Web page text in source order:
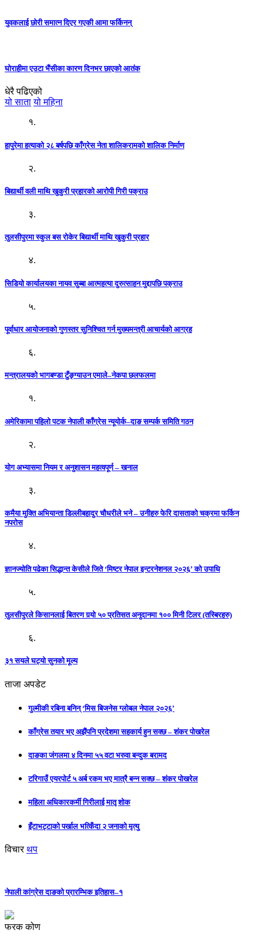
युवकलाई छोरी समात्न दिएर गएकी आमा फर्किनन्
घोराहीमा एउटा भैंसीका कारण दिनभर छाएको आतंक
धेरै पढिएको
यो साता यो महिना
१.
हापुरेमा हत्याको २८ बर्षपछि काँग्रेस नेता शालिकरामको शालिक निर्माण
२.
बिद्यार्थी वली माथि खुकुरी प्रहारको आरोपी गिरी पक्राउ
३.
तुलसीपुरमा स्कुल बस रोकेर बिद्यार्थी माथि खुकुरी प्रहार
४.
सिडियो कार्यालयका नायव सुब्बा आत्महत्या दुरुत्साहन मुद्दापछि पक्राउ
५.
पूर्वाधार आयोजनाको गुणस्तर सुनिश्चित गर्न मुख्यमन्त्री आचार्यको आग्रह
६.
मन्त्रालयको भागबण्डा टुँङ्ग्याउन एमाले–नेकपा छलफलमा
१.
अमेरिकामा पहिलो पटक नेपाली काँग्रेस न्यूयोर्क–दाङ सम्पर्क समिति गठन
२.
योग अभ्यासमा नियम र अनुशासन महत्वपूर्ण – खनाल
३.
कमैया मुक्ति अभियान्ता डिल्लीबहादुर चौधरीले भने – उनीहरु फेरि दासताको चक्रमा फर्किन
नपरोस
४.
ज्ञानज्योति पढेका सिद्धान्त केसीले जिते ‘मिष्टर नेपाल इन्टरनेशनल २०२६’ को उपाधि
५.
तुलसीपुरले किसानलाई बितरण गर्‍यो ५० प्रतिसत अनुदानमा १०० मिनी टिलर (तस्बिरहरु)
६.
३१ सयले घट्यो सुनको मूल्य
ताजा अपडेट
गुल्मीकी रबिना बनिन् ‘मिस बिजनेस ग्लोबल नेपाल २०२६’
काँग्रेस तयार भए अझैंपनि प्रदेशमा सहकार्य हुन सक्छ – शंकर पोखरेल
दाङका जंगलमा ४ दिनमा ५५ वटा भरुवा बन्दुक बरामद
टरिगाउँ एयरपोर्ट ५ अर्ब रकम भए मात्रै बन्न सक्छ – शंकर पोखरेल
महिला अधिकारकर्मी गिरीलाई मातृ शोक
इँटाभट्टाको पर्खाल भत्किँदा २ जनाको मृत्यु
विचार थप
नेपाली कांग्रेस दाङको प्रारम्भिक इतिहास–१
फरक कोण